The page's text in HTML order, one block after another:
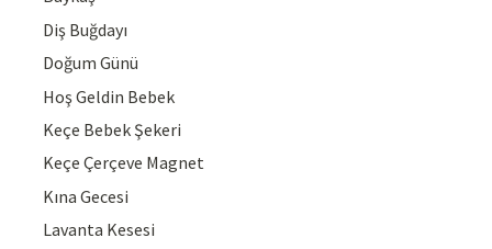
Diş Buğdayı
Doğum Günü
Hoş Geldin Bebek
Keçe Bebek Şekeri
Keçe Çerçeve Magnet
Kına Gecesi
Lavanta Kesesi